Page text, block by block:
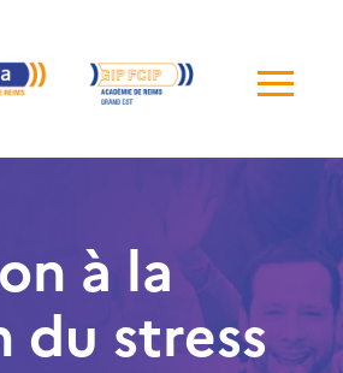
de
à la
du stress